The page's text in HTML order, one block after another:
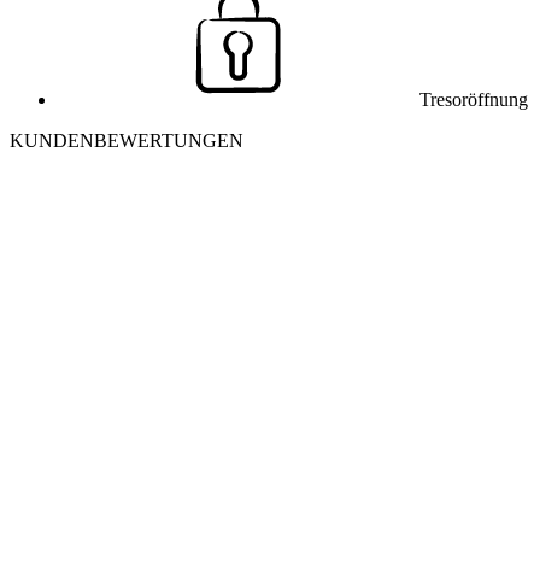
Tresoröffnung
KUNDENBEWERTUNGEN